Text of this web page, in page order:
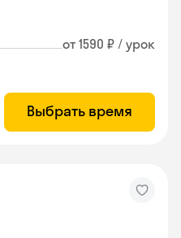
от 1590 ₽ / урок
Выбрать время